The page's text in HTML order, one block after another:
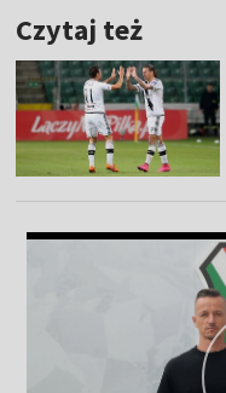
Czytaj też